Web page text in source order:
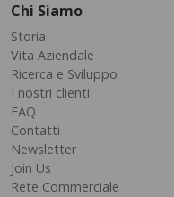
Chi Siamo
Storia
Vita Aziendale
Ricerca e Sviluppo
I nostri clienti
FAQ
Contatti
Newsletter
Join Us
Rete Commerciale